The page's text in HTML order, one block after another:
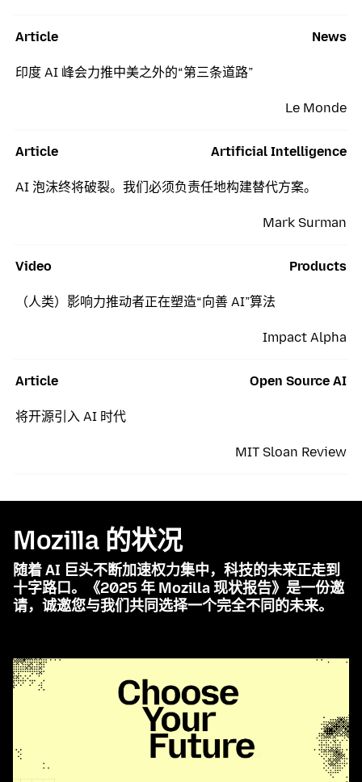
Article
Le Monde
News
印度 AI 峰会力推中美之外的“第三条道路”
Article
Mark Surman
Artificial Intelligence
AI 泡沫终将破裂。我们必须负责任地构建替代方案。
Video
Impact Alpha
Products
（人类）影响力推动者正在塑造“向善 AI”算法
Article
MIT Sloan Review
Open Source AI
将开源引入 AI 时代
Mozilla 的状况
随着 AI 巨头不断加速权力集中，科技的未来正走到
十字路口。《2025 年 Mozilla 现状报告》是一份邀
请，诚邀您与我们共同选择一个完全不同的未来。